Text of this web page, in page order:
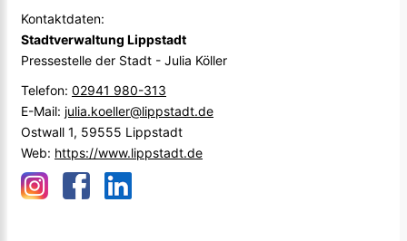
Kontaktdaten:
Stadtverwaltung Lippstadt
Pressestelle der Stadt - Julia Köller
Telefon: 02941 980-313
E-Mail: julia.koeller@lippstadt.de
Ostwall 1, 59555 Lippstadt
Web: https://www.lippstadt.de